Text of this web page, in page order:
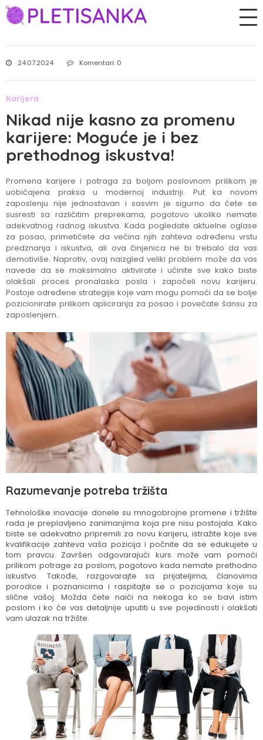
24.07.2024 Komentari: 0
Karijera
Nikad nije kasno za promenu
karijere: Moguće je i bez
prethodnog iskustva!
Promena karijere i potraga za boljom poslovnom prilikom je
uobičajena praksa u modernoj industriji. Put ka novom
zaposlenju nije jednostavan i sasvim je sigurno da ćete se
susresti sa različitim preprekama, pogotovo ukoliko nemate
adekvatnog radnog iskustva. Kada pogledate aktuelne oglase
za posao, primetićete da većina njih zahteva određenu vrstu
predznanja i iskustva, ali ova činjenica ne bi trebalo da vas
demotiviše. Naprotiv, ovaj naizgled veliki problem može da vas
navede da se maksimalno aktivirate i učinite sve kako biste
olakšali proces pronalaska posla i započeli novu karijeru.
Postoje određene strategije koje vam mogu pomoći da se bolje
pozicionirate prilikom apliciranja za posao i povećate šansu za
zaposlenjem.
Razumevanje potreba tržišta
Tehnološke inovacije donele su mnogobrojne promene i tržište
rada je preplavljeno zanimanjima koja pre nisu postojala. Kako
biste se adekvatno pripremili za novu karijeru, istražite koje sve
kvalifikacije zahteva vaša pozicija i počnite da se edukujete u
tom pravcu. Završen odgovarajući kurs može vam pomoći
prilikom potrage za poslom, pogotovo kada nemate prethodno
iskustvo. Takođe, razgovarajte sa prijateljima, članovima
porodice i poznanicima i raspitajte se o pozicijama koje su
slične vašoj. Možda ćete naići na nekoga ko se bavi istim
poslom i ko će vas detaljnije uputiti u sve pojedinosti i olakšati
vam ulazak na tržište.